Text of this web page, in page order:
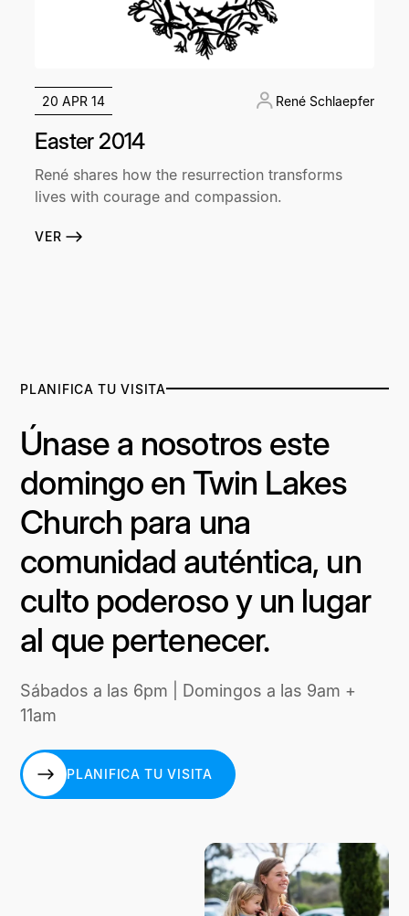
20 APR 14 René Schlaepfer
Easter 2014
René shares how the resurrection transforms
lives with courage and compassion.
VER
PLANIFICA TU VISITA
Únase a nosotros este
domingo en Twin Lakes
Church para una
comunidad auténtica, un
culto poderoso y un lugar
al que pertenecer.
Sábados a las 6pm | Domingos a las 9am +
11am
PLANIFICA TU VISITA